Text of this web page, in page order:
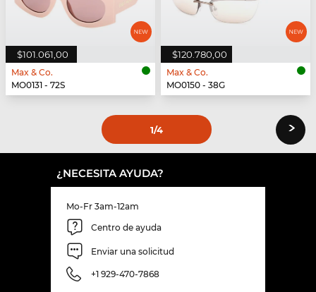
$101.061,00
Max & Co.
MO0131 - 72S
$120.780,00
Max & Co.
MO0150 - 38G
1/4 ›
¿NECESITA AYUDA?
Mo-Fr 3am-12am
Centro de ayuda
Enviar una solicitud
+1 929-470-7868